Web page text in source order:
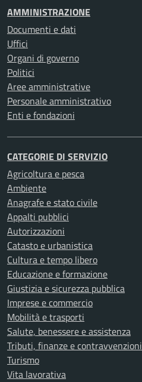
AMMINISTRAZIONE
Documenti e dati
Uffici
Organi di governo
Politici
Aree amministrative
Personale amministrativo
Enti e fondazioni
CATEGORIE DI SERVIZIO
Agricoltura e pesca
Ambiente
Anagrafe e stato civile
Appalti pubblici
Autorizzazioni
Catasto e urbanistica
Cultura e tempo libero
Educazione e formazione
Giustizia e sicurezza pubblica
Imprese e commercio
Mobilità e trasporti
Salute, benessere e assistenza
Tributi, finanze e contravvenzioni
Turismo
Vita lavorativa